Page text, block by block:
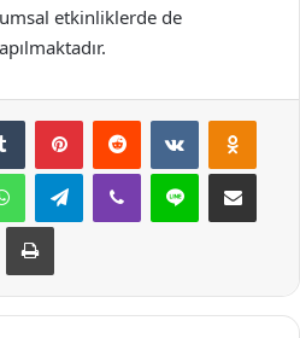
etkinliklerde de
Tumblr PinterestReddit VKontakte
WhatsAppTelegramViber Line E-Posta ile
Yazdır